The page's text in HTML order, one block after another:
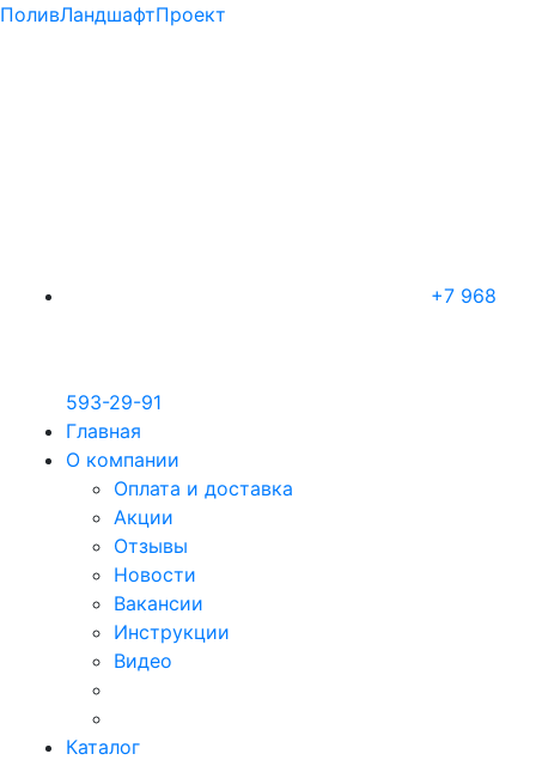
ПоливЛандшафтПроект
+7 968
593-29-91
Главная
О компании
Оплата и доставка
Акции
Отзывы
Новости
Вакансии
Инструкции
Видео
Каталог